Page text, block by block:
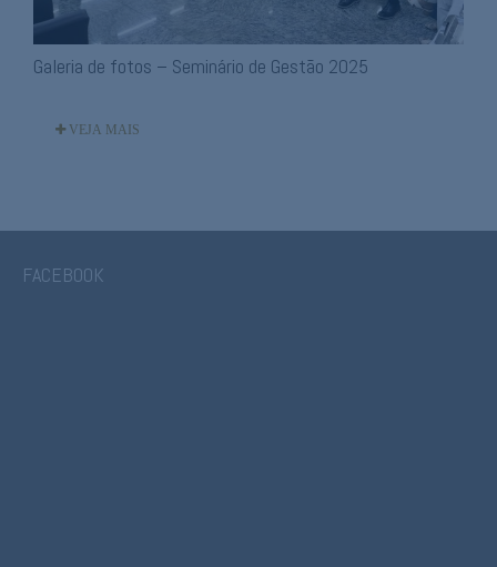
Galeria de fotos – Seminário de Gestão 2025
VEJA MAIS
FACEBOOK